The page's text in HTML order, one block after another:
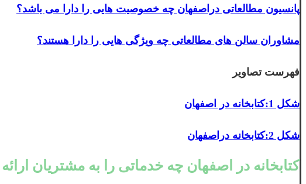
پانسیون مطالعاتی دراصفهان چه خصوصیت هایی را دارا می باشد؟
مشاوران سالن های مطالعاتی چه ویژگی هایی را دارا هستند؟
فهرست تصاویر
شکل 1:کتابخانه در اصفهان
شکل 2:کتابخانه دراصفهان
کتابخانه در اصفهان چه خدماتی را به مشتریان